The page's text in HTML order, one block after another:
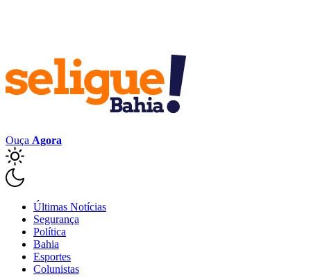
Ouça Agora
Últimas Notícias
Segurança
Política
Bahia
Esportes
Colunistas